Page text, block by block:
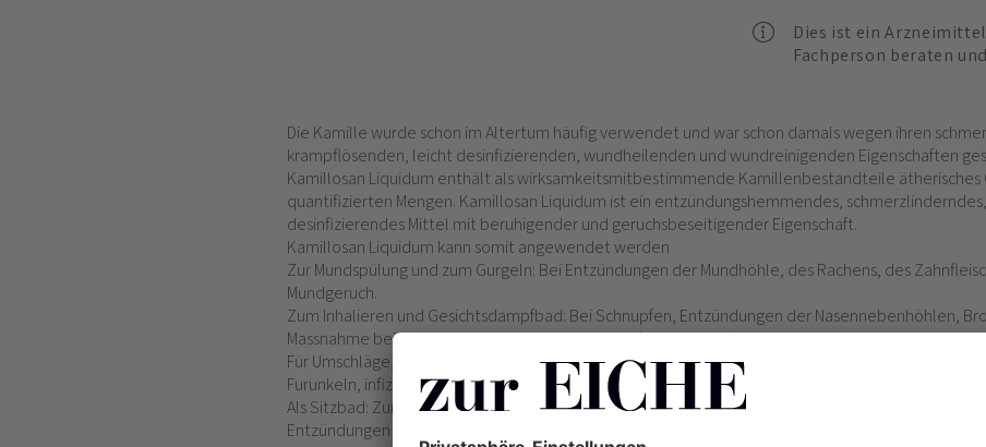
Dies ist ein
Fachperson beraten
Die Kamille wurde schon im Altertum häufig verwendet und war schon damals wegen ihren
krampflösenden, leicht desinfizierenden, wundheilenden und wundreinigenden Eigenschaften
Kamillosan Liquidum enthält als wirksamkeitsmitbestimmende Kamillenbestandteile ätherisches
quantifizierten Mengen. Kamillosan Liquidum ist ein entzündungshemmendes,
desinfizierendes Mittel mit beruhigender und geruchsbeseitigender Eigenschaft.
Kamillosan Liquidum kann somit angewendet werden
Zur Mundspülung und zum Gurgeln: Bei Entzündungen der Mundhöhle, des Rachens, des
Mundgeruch.
Zum Inhalieren und Gesichtsdampfbad: Bei Schnupfen, Entzündungen der Nasennebenhöhlen,
Massnahme bei unreiner Haut, Pusteln, Mitessern (Akne vulgaris).
Für Umschläge, Waschungen, Teil- und Ganzbäder: Bei Juckreiz, Hautentzündungen, zur
Furunkeln, infizierten Wunden, bei Verbrennungen ersten Grades.
Als Sitzbad: Zur Linderung der Beschwerden bei Hämorrhoiden, Juckreiz bei Ekzemen (auch
Entzündungen im Bereich des Darmausgangs.